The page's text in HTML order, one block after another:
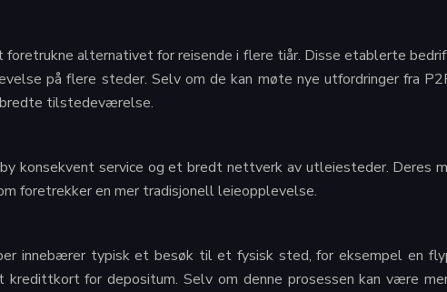
alternativet for reisende i flere tiår. Disse etablerte
på flere steder. Selv om de kan møte nye utfordringer fra
tilstedeværelse.
konsekvent service og et bredt nettverk av utleiesteder. Deres
foretrekker en mer tradisjonell leieopplevelse.
innebærer typisk et besøk til et fysisk sted, for eksempel en
for depositum. Selv om denne prosessen kan være